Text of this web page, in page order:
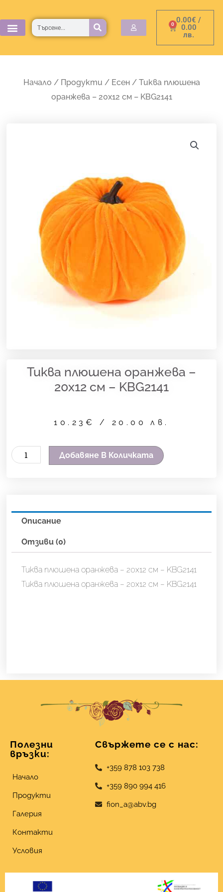
to
content
0.00€ /
0.00
лв.
0
Cart
Търсене
Начало / Продукти / Есен/ Тиква плюшена
оранжева – 20х12 см – KBG2141
Тиква плюшена оранжева –
20х12 см – KBG2141
10.23€ / 20.00 лв.
количество
оранжева
20х12
см
KBG2141
Добавяне В Количката
Описание
Отзиви (0)
Тиква плюшена оранжева – 20х12 см – KBG2141
Тиква плюшена оранжева – 20х12 см – KBG2141
Полезни
връзки:
Начало
Продукти
Галерия
Контакти
Условия
Свържете се с нас:
+359 878 103 738
+359 890 994 416
fion_a@abv.bg